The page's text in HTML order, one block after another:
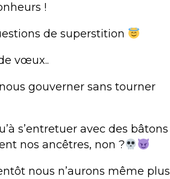
!
de superstition
vœux..
gouverner sans tourner
s’entretuer avec des bâtons
nos ancêtres, non ?
nous n’aurons même plus